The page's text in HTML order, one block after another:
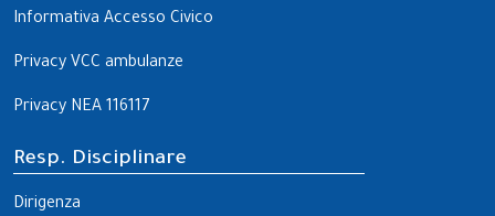
Informativa Accesso Civico
Privacy VCC ambulanze
Privacy NEA 116117
Resp. Disciplinare
Dirigenza